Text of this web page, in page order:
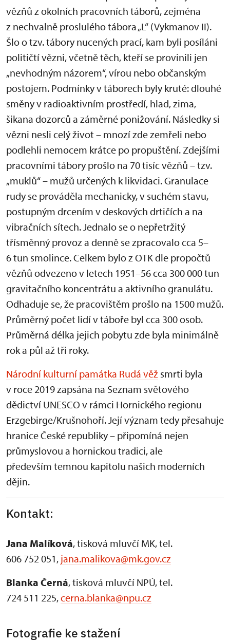
vězňů z okolních pracovních táborů, zejména
z nechvalně proslulého tábora „L“ (Vykmanov II).
Šlo o tzv. tábory nucených prací, kam byli posíláni
političtí vězni, včetně těch, kteří se provinili jen
„nevhodným názorem“, vírou nebo občanským
postojem. Podmínky v táborech byly kruté: dlouhé
směny v radioaktivním prostředí, hlad, zima,
šikana dozorců a záměrné ponižování. Následky si
vězni nesli celý život – mnozí zde zemřeli nebo
podlehli nemocem krátce po propuštění. Zdejšími
pracovními tábory prošlo na 70 tisíc vězňů – tzv.
„muklů“ – mužů určených k likvidaci. Granulace
rudy se prováděla mechanicky, v suchém stavu,
postupným drcením v deskových drtičích a na
vibračních sítech. Jednalo se o nepřetržitý
třísměnný provoz a denně se zpracovalo cca 5–
6 tun smolince. Celkem bylo z OTK dle propočtů
vězňů odvezeno v letech 1951–56 cca 300 000 tun
gravitačního koncentrátu a aktivního granulátu.
Odhaduje se, že pracovištěm prošlo na 1500 mužů.
Průměrný počet lidí v táboře byl cca 300 osob.
Průměrná délka jejich pobytu zde byla minimálně
rok a půl až tři roky.
Národní kulturní památka Rudá věž smrti byla
v roce 2019 zapsána na Seznam světového
dědictví UNESCO v rámci Hornického regionu
Erzgebirge/Krušnohoří. Její význam tedy přesahuje
hranice České republiky – připomíná nejen
průmyslovou a hornickou tradici, ale
především temnou kapitolu našich moderních
dějin.
Kontakt:
Jana Malíková, tisková mluvčí MK, tel.
606 752 051, jana.malikova@mk.gov.cz
Blanka Černá, tisková mluvčí NPÚ, tel.
724 511 225,cerna.blanka@npu.cz
Fotografie ke stažení